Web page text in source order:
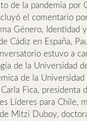
de la pandemia por
el comentario
Género, Identidad
Cádiz en España,
estuvo a
de la Universidad
de la Universidad
Fica, presidenta
Líderes para Chile,
de Mitzi Duboy,